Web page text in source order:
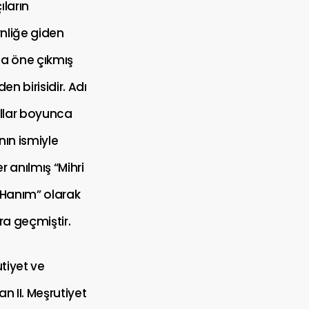
giden
öne çıkmış
birisidir. Adı
boyunca
ismiyle
anılmış “Mihri
olarak
geçmiştir.
ve
II. Meşrutiyet